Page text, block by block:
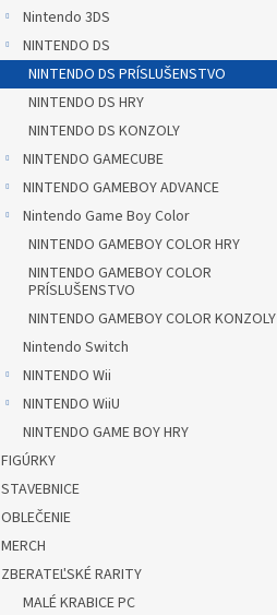
Nintendo 3DS
NINTENDO DS
NINTENDO DS PRÍSLUŠENSTVO
NINTENDO DS HRY
NINTENDO DS KONZOLY
NINTENDO GAMECUBE
NINTENDO GAMEBOY ADVANCE
Nintendo Game Boy Color
NINTENDO GAMEBOY COLOR HRY
NINTENDO GAMEBOY COLOR
PRÍSLUŠENSTVO
NINTENDO GAMEBOY COLOR KONZOLY
Nintendo Switch
NINTENDO Wii
NINTENDO WiiU
NINTENDO GAME BOY HRY
FIGÚRKY
STAVEBNICE
OBLEČENIE
MERCH
ZBERATEĽSKÉ RARITY
MALÉ KRABICE PC